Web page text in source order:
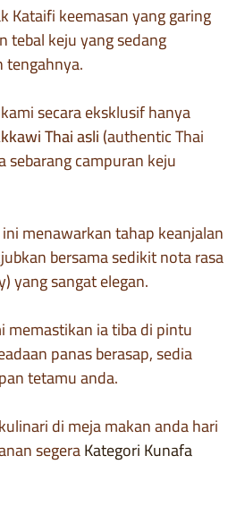
Kataifi keemasan yang garing
tebal keju yang sedang
tengahnya.
secara eksklusif hanya
Thai asli(authentic Thai
sebarang campuran keju
menawarkan tahap keanjalan
bersama sedikit nota rasa
yang sangat elegan.
memastikan ia tiba di pintu
panas berasap, sedia
tetamu anda.
di meja makan anda hari
segeraKategori Kunafa